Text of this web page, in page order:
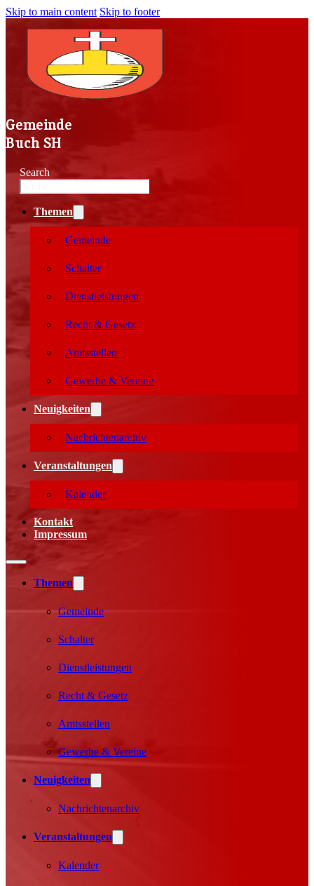
Skip to main content Skip to footer
Gemeinde
Buch SH
Search
Themen
Gemeinde
Schalter
Dienstleistungen
Recht & Gesetz
Amtsstellen
Gewerbe & Vereine
Neuigkeiten
Nachrichtenarchiv
Veranstaltungen
Kalender
Kontakt
Impressum
Themen
Gemeinde
Schalter
Dienstleistungen
Recht & Gesetz
Amtsstellen
Gewerbe & Vereine
Neuigkeiten
Nachrichtenarchiv
Veranstaltungen
Kalender